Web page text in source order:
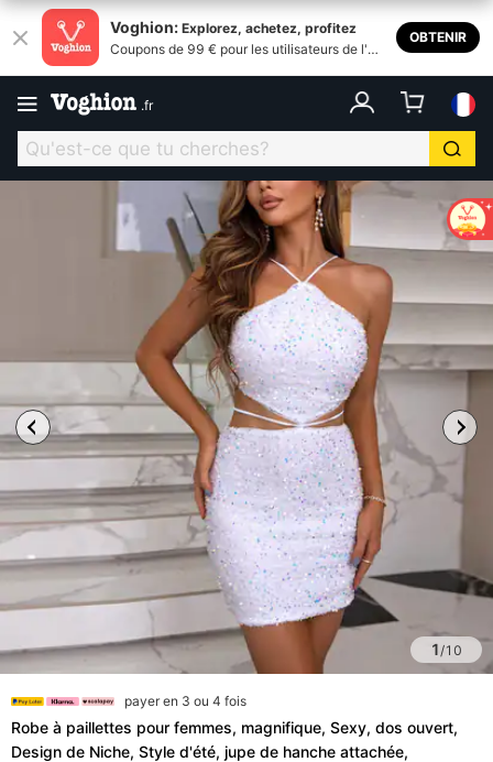
Voghion: Explorez, achetez, profitez
Coupons de 99 € pour les utilisateurs de l'ap
OBTENIR
.fr
1/10
payer en 3 ou 4 fois
Robe à paillettes pour femmes, magnifique, Sexy, dos ouvert,
Design de Niche, Style d'été, jupe de hanche attachée,